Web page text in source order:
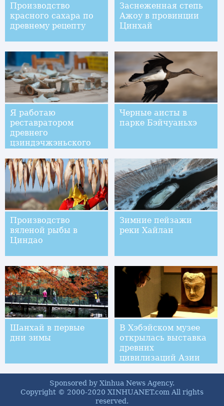
Производство
красного сахара по
древнему рецепту
Заснеженная степь
Ажоу в провинции
Цинхай
Я работаю
реставратором
древнего
цзиндэчжэньского
Черные аисты в
парке Бэйчуаньхэ
Производство
вяленой рыбы в
Циндао
Зимние пейзажи
реки Хайлан
Шанхай в первые
дни зимы
В Хэбэйском музее
открылась выставка
древних
цивилизаций Азии
Sponsored by Xinhua News Agency.
Copyright © 2000-2020 XINHUANET.com All rights
reserved.